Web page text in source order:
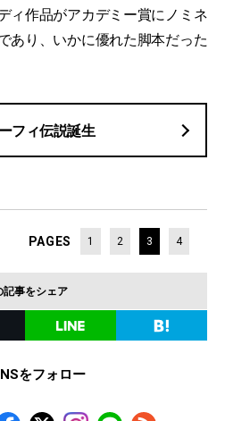
ィ作品がアカデミー賞にノミネ
あり、いかに優れた脚本だった
フィ伝説誕生
PAGES 1 2 3 4
記事をシェア
をフォロー